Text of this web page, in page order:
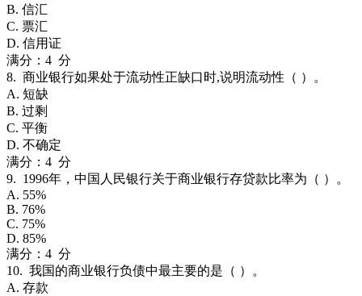
B. 信汇
C. 票汇
D. 信用证
满分：4 分
8. 商业银行如果处于流动性正缺口时,说明流动性（ ）。
A. 短缺
B. 过剩
C. 平衡
D. 不确定
满分：4 分
9. 1996年，中国人民银行关于商业银行存贷款比率为（ ）。
A. 55%
B. 76%
C. 75%
D. 85%
满分：4 分
10. 我国的商业银行负债中最主要的是（ ）。
A. 存款